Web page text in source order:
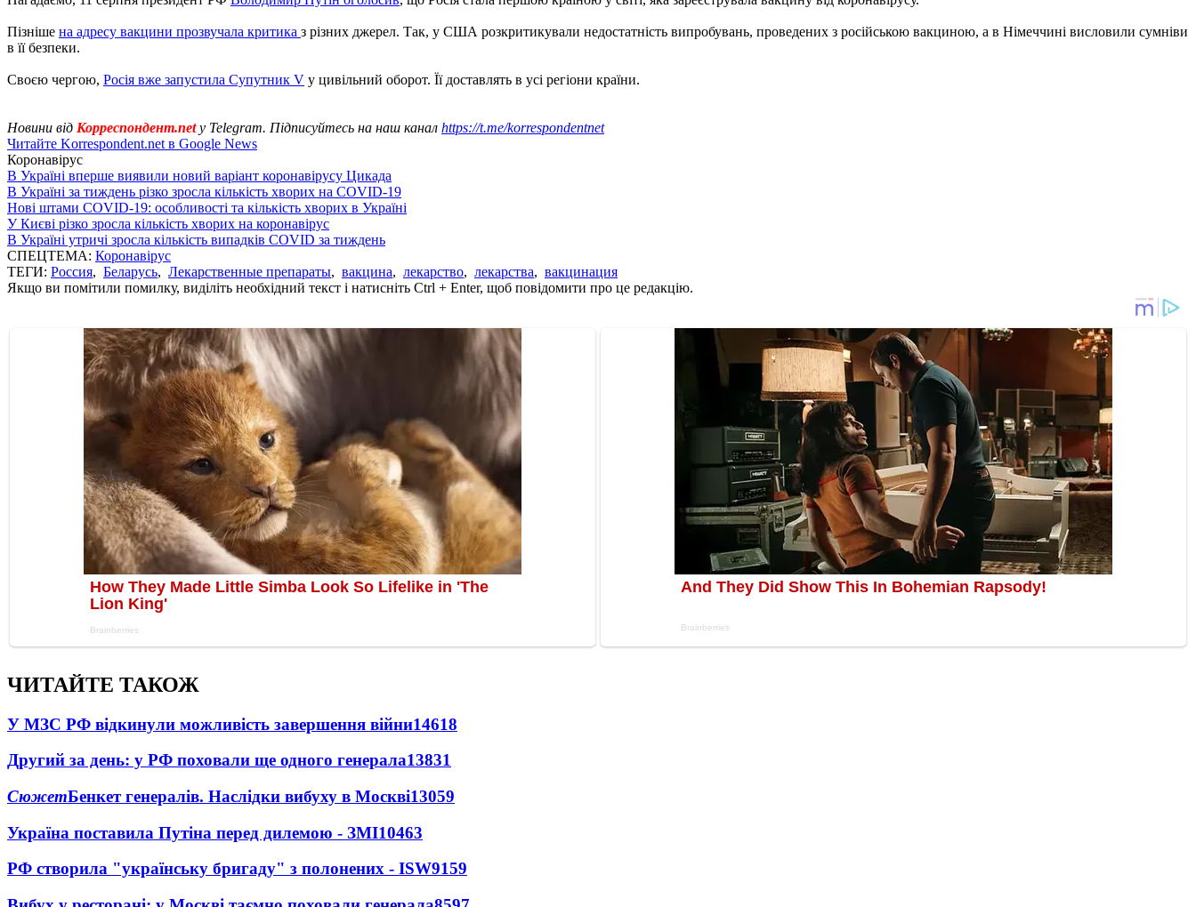
Пізніше на адресу вакцини прозвучала критика з різних джерел. Так, у США розкритикували недостатність випробувань, проведених з російською вакциною, а в Німеччині висловили сумніви
в її безпеки.
Своєю чергою, Росія вже запустила Супутник V у цивільний оборот. Її доставлять в усі регіони країни.
Новини від Корреспондент.netу Telegram. Підписуйтесь на наш канал https://t.me/korrespondentnet
Читайте Korrespondent.net в Google News
Коронавірус
В Україні вперше виявили новий варіант коронавірусу Цикада
В Україні за тиждень різко зросла кількість хворих на COVID-19
Нові штами COVID-19: особливості та кількість хворих в Україні
У Києві різко зросла кількість хворих на коронавірус
В Україні утричі зросла кількість випадків COVID за тиждень
СПЕЦТЕМА: Коронавірус
ТЕГИ: Россия, Беларусь, Лекарственные препараты, вакцина, лекарство, лекарства, вакцинация
Якщо ви помітили помилку, виділіть необхідний текст і натисніть Ctrl + Enter, щоб повідомити про це редакцію.
ЧИТАЙТЕ ТАКОЖ
У МЗС РФ відкинули можливість завершення війни14618
Другий за день: у РФ поховали ще одного генерала13831
СюжетБенкет генералів. Наслідки вибуху в Москві13059
Україна поставила Путіна перед дилемою - ЗМІ10463
РФ створила "українську бригаду" з полонених - ISW9159